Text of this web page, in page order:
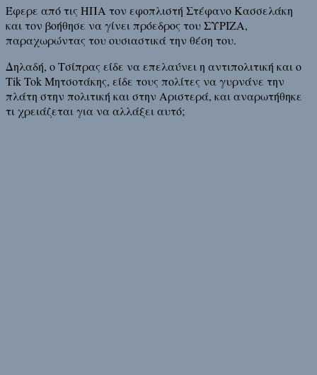
Έφερε από τις ΗΠΑ τον εφοπλιστή Στέφανο Κασσελάκη
και τον βοήθησε να γίνει πρόεδρος του ΣΥΡΙΖΑ,
παραχωρώντας του ουσιαστικά την θέση του.
Δηλαδή, ο Τσίπρας είδε να επελαύνει η αντιπολιτική και ο
Tik Tok Μητσοτάκης, είδε τους πολίτες να γυρνάνε την
πλάτη στην πολιτική και στην Αριστερά, και αναρωτήθηκε
τι χρειάζεται για να αλλάξει αυτό;